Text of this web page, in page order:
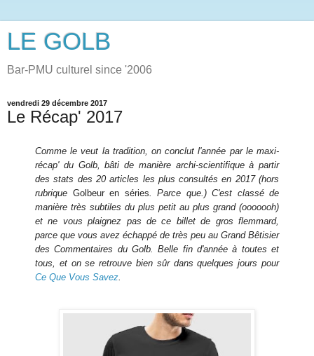
LE GOLB
Bar-PMU culturel since '2006
vendredi 29 décembre 2017
Le Récap' 2017
Comme le veut la tradition, on conclut l'année par le maxi-
récap' du Golb, bâti de manière archi-scientifique à partir
des stats des 20 articles les plus consultés en 2017 (hors
rubrique Golbeur en séries . Parce que.) C'est classé de
manière très subtiles du plus petit au plus grand (ooooooh)
et ne vous plaignez pas de ce billet de gros flemmard,
parce que vous avez échappé de très peu au Grand Bêtisier
des Commentaires du Golb. Belle fin d'année à toutes et
tous, et on se retrouve bien sûr dans quelques jours pour
Ce Que Vous Savez